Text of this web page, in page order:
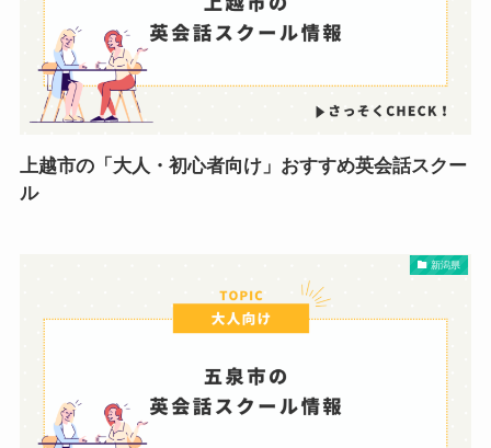
上越市の「大人・初心者向け」おすすめ英会話スクー
ル
新潟県